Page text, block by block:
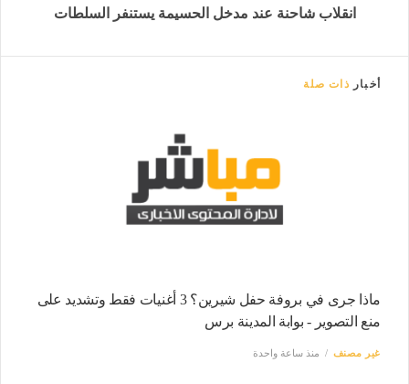
انقلاب شاحنة عند مدخل الحسيمة يستنفر السلطات
أخبار ذات صلة
ماذا جرى في بروفة حفل شيرين؟ 3 أغنيات فقط وتشديد على
منع التصوير - بوابة المدينة برس
غير مصنف منذ ساعة واحدة